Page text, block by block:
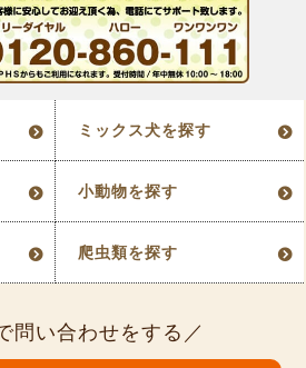
ミックス犬を探す
小動物を探す
爬虫類を探す
問い合わせをする